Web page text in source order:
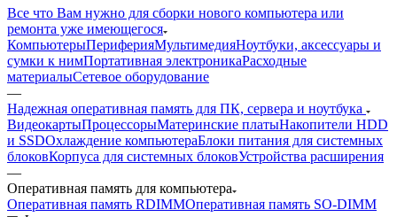
Все что Вам нужно для сборки нового компьютера или
ремонта уже имеющегося
КомпьютерыПериферияМультимедияНоутбуки, аксессуары и
сумки к нимПортативная электроникаРасходные
материалыСетевое оборудование
—
Надежная оперативная память для ПК, сервера и ноутбука
ВидеокартыПроцессорыМатеринские платыНакопители HDD
и SSDОхлаждение компьютераБлоки питания для системных
блоковКорпуса для системных блоковУстройства расширения
—
Оперативная память для компьютера
Оперативная память RDIMMОперативная память SO-DIMM